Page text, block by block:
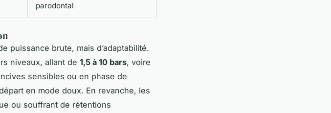
parodontal
puissance brute, mais d’adaptabilité.
niveaux, allant de 1,5 à 10 bars, voire
sensibles ou en phase de
en mode doux. En revanche, les
ou souffrant de rétentions